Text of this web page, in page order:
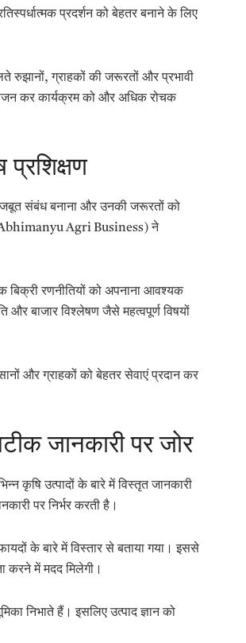
प्रदर्शन को बेहतर बनाने के लिए
रुझानों, ग्राहकों की जरूरतों और प्रभावी
कर कार्यक्रम को और अधिक रोचक
प्रशिक्षण
मजबूत संबंध बनाना और उनकी जरूरतों को
Agri Business) ने
रणनीतियों को अपनाना आवश्यक
और बाजार विश्लेषण जैसे महत्वपूर्ण विषयों
और ग्राहकों को बेहतर सेवाएं प्रदान कर
जानकारी पर जोर
कृषि उत्पादों के बारे में विस्तृत जानकारी
पर निर्भर करती है।
के बारे में विस्तार से बताया गया। इससे
करने में मदद मिलेगी।
निभाते हैं। इसलिए उत्पाद ज्ञान को